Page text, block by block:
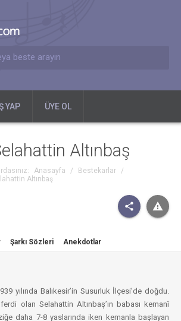
beste arayın
YAP ÜYE OL
Altınbaş
Anasayfa / Bestekarlar
/
Altınbaş
Şarkı Sözleri Anekdotlar
yılında Balıkesir’in Susurluk İlçesi’de doğdu.
olan Selahattin Altınbaş’ın babası kemanî
daha 7-8 yaslarında iken kemanla başlayan